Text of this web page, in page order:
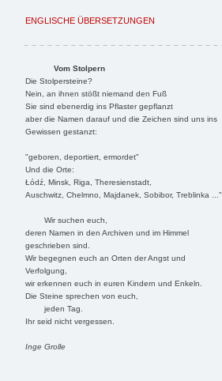
ENGLISCHE ÜBERSETZUNGEN
Vom Stolpern
Die Stolpersteine?
Nein, an ihnen stößt niemand den Fuß
Sie sind ebenerdig ins Pflaster gepflanzt
aber die Namen darauf und die Zeichen sind uns ins
Gewissen gestanzt:
"geboren, deportiert, ermordet"
Und die Orte:
Łódź, Minsk, Riga, Theresienstadt,
Auschwitz, Chelmno, Majdanek, Sobibor, Treblinka ..."
Wir suchen euch,
deren Namen in den Archiven und im Himmel
geschrieben sind.
Wir begegnen euch an Orten der Angst und
Verfolgung,
wir erkennen euch in euren Kindern und Enkeln.
Die Steine sprechen von euch,
jeden Tag.
Ihr seid nicht vergessen.
Inge Grolle